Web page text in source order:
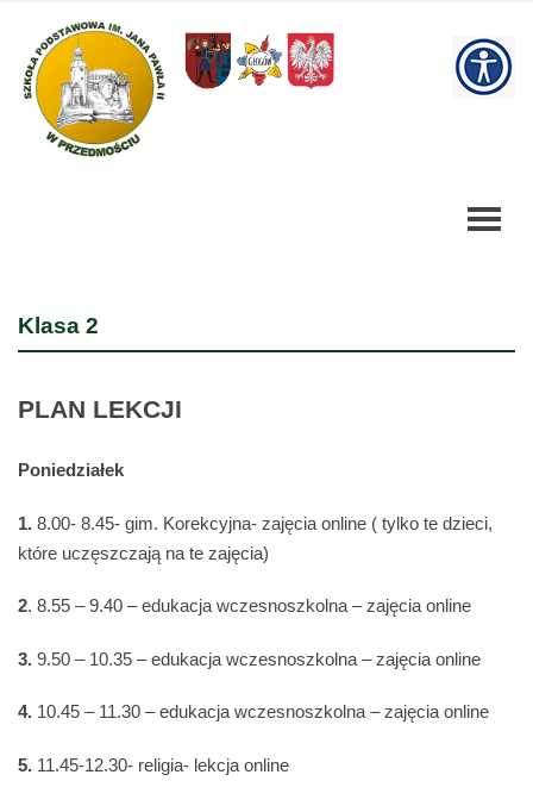
Szkoła
Podstawowa
Klasa 2
PLAN LEKCJI
Poniedziałek
1. 8.00- 8.45- gim. Korekcyjna- zajęcia online ( tylko te dzieci,
które uczęszczają na te zajęcia)
2. 8.55 – 9.40 – edukacja wczesnoszkolna – zajęcia online
3. 9.50 – 10.35 – edukacja wczesnoszkolna – zajęcia online
4. 10.45 – 11.30 – edukacja wczesnoszkolna – zajęcia online
5. 11.45-12.30- religia- lekcja online